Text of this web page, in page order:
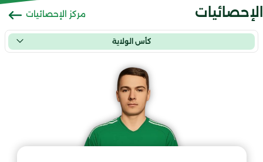
الإحصائيات مركز الإحصائيات
كأس الولاية